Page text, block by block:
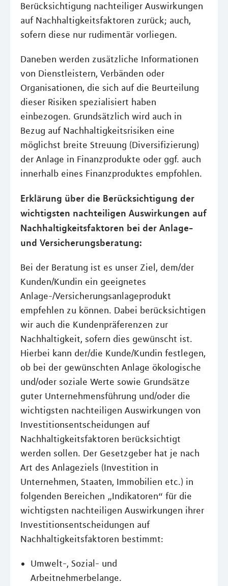
Berücksichtigung nachteiliger Auswirkungen
auf Nachhaltigkeitsfaktoren zurück; auch,
sofern diese nur rudimentär vorliegen.
Daneben werden zusätzliche Informationen
von Dienstleistern, Verbänden oder
Organisationen, die sich auf die Beurteilung
dieser Risiken spezialisiert haben
einbezogen. Grundsätzlich wird auch in
Bezug auf Nachhaltigkeitsrisiken eine
möglichst breite Streuung (Diversifizierung)
der Anlage in Finanzprodukte oder ggf. auch
innerhalb eines Finanzproduktes empfohlen.
Erklärung über die Berücksichtigung der
wichtigsten nachteiligen Auswirkungen auf
Nachhaltigkeitsfaktoren bei der Anlage-
und Versicherungsberatung:
Bei der Beratung ist es unser Ziel, dem/der
Kunden/Kundin ein geeignetes
Anlage-/Versicherungsanlageprodukt
empfehlen zu können. Dabei berücksichtigen
wir auch die Kundenpräferenzen zur
Nachhaltigkeit, sofern dies gewünscht ist.
Hierbei kann der/die Kunde/Kundin festlegen,
ob bei der gewünschten Anlage ökologische
und/oder soziale Werte sowie Grundsätze
guter Unternehmensführung und/oder die
wichtigsten nachteiligen Auswirkungen von
Investitionsentscheidungen auf
Nachhaltigkeitsfaktoren berücksichtigt
werden sollen. Der Gesetzgeber hat je nach
Art des Anlageziels (Investition in
Unternehmen, Staaten, Immobilien etc.) in
folgenden Bereichen „Indikatoren“ für die
wichtigsten nachteiligen Auswirkungen ihrer
Investitionsentscheidungen auf
Nachhaltigkeitsfaktoren bestimmt:
Umwelt-, Sozial- und
Arbeitnehmerbelange.